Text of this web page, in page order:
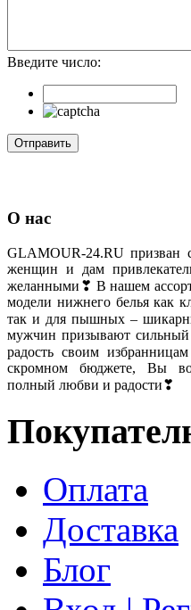
Введите число:
О нас
GLAMOUR-24.RU призван
женщин и дам
желанными❣ В нашем
модели нижнего белья как
так и для пышных –
мужчин призывают
радость своим
скромном бюджете, Вы
полный любви и радости❣
Оплата
Доставка
Блог